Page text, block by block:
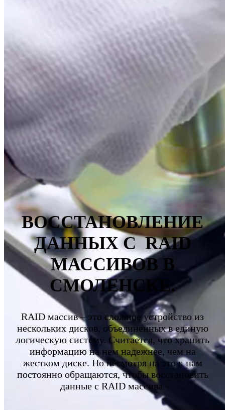
ВОССТАНОВЛЕНИЕ
ДАННЫХ С RAID
МАССИВОВ В
СМОЛЕНСКЕ.
RAID массив – это сложное устройство из
нескольких дисков, объединенных в единую
логическую систему. Считается, что хранить
информацию на нем надежнее, чем на
жестком диске. Но несмотря на это к нам
постоянно обращаются, чтобы восстановить
данные с RAID массива.